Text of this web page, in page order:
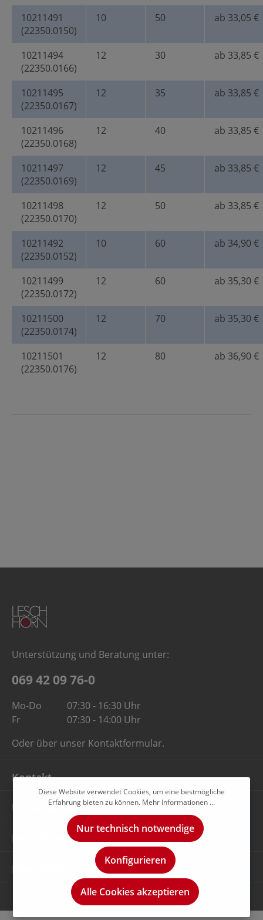
10211491
(22350.0150)
10 50 ab 33,05 €
10211494
(22350.0166)
12 30 ab 33,85 €
10211495
(22350.0167)
12 35 ab 33,85 €
10211496
(22350.0168)
12 40 ab 33,85 €
10211497
(22350.0169)
12 45 ab 33,85 €
10211498
(22350.0170)
12 50 ab 33,85 €
10211492
(22350.0152)
10 60 ab 34,90 €
10211499
(22350.0172)
12 60 ab 35,30 €
10211500
(22350.0174)
12 70 ab 35,30 €
10211501
(22350.0176)
12 80 ab 36,90 €
Unterstützung und Beratung unter:
069 42 09 76-0
Mo-Do
07:30 - 16:30 Uhr
Fr
07:30 - 14:00 Uhr
Oder über unser Kontaktformular.
Kontakt
Unternehmen
Rechtliches
Diese Website verwendet Cookies, um eine bestmögliche
Erfahrung bieten zu können. Mehr Informationen ...
Nur technisch notwendige
Konfigurieren
Alle Cookies akzeptieren